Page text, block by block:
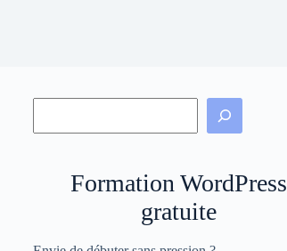
Formation WordPress
gratuite